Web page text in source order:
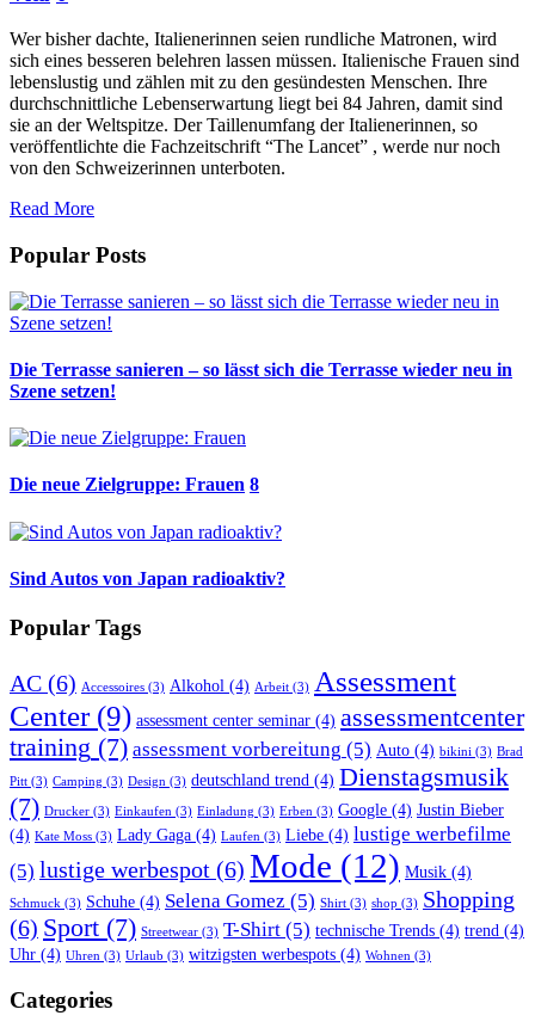
Wer bisher dachte, Italienerinnen seien rundliche Matronen, wird
sich eines besseren belehren lassen müssen. Italienische Frauen sind
lebenslustig und zählen mit zu den gesündesten Menschen. Ihre
durchschnittliche Lebenserwartung liegt bei 84 Jahren, damit sind
sie an der Weltspitze. Der Taillenumfang der Italienerinnen, so
veröffentlichte die Fachzeitschrift “The Lancet” , werde nur noch
von den Schweizerinnen unterboten.
Read More
Popular Posts
Die Terrasse sanieren – so lässt sich die Terrasse wieder neu in
Szene setzen!
Die neue Zielgruppe: Frauen 8
Sind Autos von Japan radioaktiv?
Popular Tags
AC (6) Accessoires (3) Alkohol (4) Arbeit (3) Assessment
Center(9) assessment center seminar (4) assessmentcenter
training (7) assessment vorbereitung (5) Auto (4) bikini (3) Brad
Pitt (3) Camping (3) Design (3) deutschland trend (4) Dienstagsmusik
(7) Drucker (3) Einkaufen (3) Einladung (3) Erben (3) Google (4) Justin Bieber
(4) Kate Moss (3) Lady Gaga (4) Laufen (3) Liebe (4) lustige werbefilme
(5) lustige werbespot (6) Mode (12) Musik (4)
Schmuck (3) Schuhe (4) Selena Gomez (5) Shirt (3) shop (3) Shopping
(6) Sport (7) Streetwear (3) T-Shirt (5) technische Trends (4) trend (4)
Uhr (4) Uhren (3) Urlaub (3) witzigsten werbespots (4) Wohnen (3)
Categories